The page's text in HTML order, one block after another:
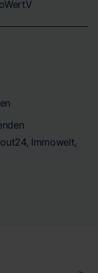
Immowelt,